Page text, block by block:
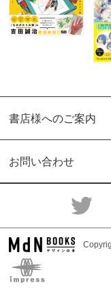
書店様へのご案内
お問い合わせ